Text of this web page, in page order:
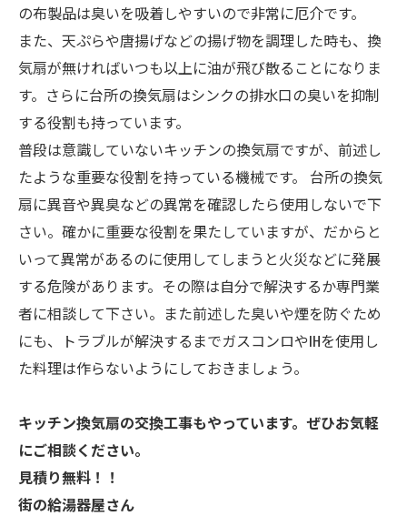
の布製品は臭いを吸着しやすいので非常に厄介です。
また、天ぷらや唐揚げなどの揚げ物を調理した時も、換
気扇が無ければいつも以上に油が飛び散ることになりま
す。さらに台所の換気扇はシンクの排水口の臭いを抑制
する役割も持っています。
普段は意識していないキッチンの換気扇ですが、前述し
たような重要な役割を持っている機械です。 台所の換気
扇に異音や異臭などの異常を確認したら使用しないで下
さい。確かに重要な役割を果たしていますが、だからと
いって異常があるのに使用してしまうと火災などに発展
する危険があります。その際は自分で解決するか専門業
者に相談して下さい。また前述した臭いや煙を防ぐため
にも、トラブルが解決するまでガスコンロやIHを使用し
た料理は作らないようにしておきましょう。
キッチン換気扇の交換工事もやっています。ぜひお気軽
にご相談ください。
見積り無料！！
街の給湯器屋さん